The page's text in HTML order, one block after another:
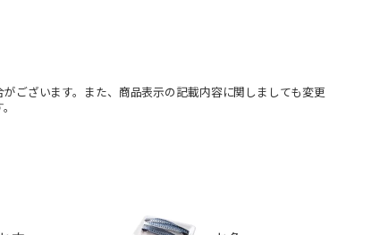
ございます。また、商品表示の記載内容に関しましても変更